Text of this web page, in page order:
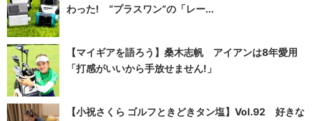
わった! “プラスワン”の「レー...
【マイギアを語ろう】桑木志帆 アイアンは8年愛用
「打感がいいから手放せません!」
【小祝さくら ゴルフときどきタン塩】Vol.92 好きな